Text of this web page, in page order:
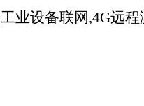
,4G远程测控